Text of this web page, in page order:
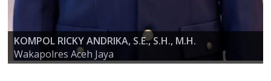
AKBP ZULFA RENALDO, S.I.K., M.Si
KAPOLRES ACEH JAYA
KOMPOL RICKY ANDRIKA, S.E., S.H., M.H.
Wakapolres Aceh Jaya